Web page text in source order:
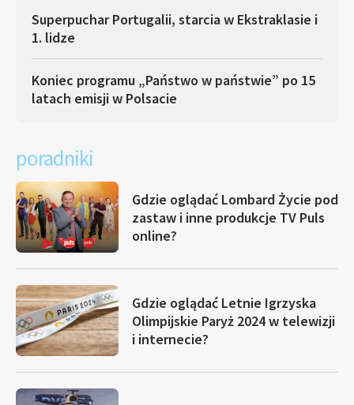
Superpuchar Portugalii, starcia w Ekstraklasie i
1. lidze
Koniec programu „Państwo w państwie” po 15
latach emisji w Polsacie
poradniki
Gdzie oglądać Lombard Życie pod
zastaw i inne produkcje TV Puls
online?
Gdzie oglądać Letnie Igrzyska
Olimpijskie Paryż 2024 w telewizji
i internecie?